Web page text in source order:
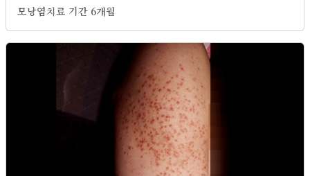
모낭염치료 기간 6개월